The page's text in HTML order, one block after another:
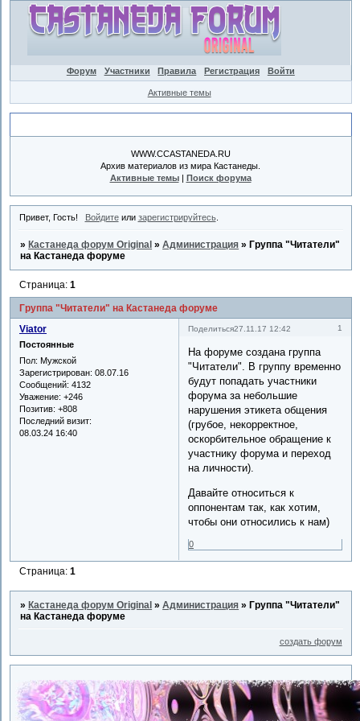
Форум Участники Правила Регистрация Войти
Активные темы
WWW.CCASTANEDA.RU
Архив материалов из мира Кастанеды.
Активные темы| Поиск форума
Привет, Гость! Войдитеили зарегистрируйтесь.
» Кастанеда форум Original »Администрация » Группа "Читатели"
на Кастанеда форуме
Группа "Читатели" на Кастанеда форуме
Страница:1
Поделиться 1
27.11.17 12:42
Viator
Постоянные
Пол: Мужской
Зарегистрирован: 08.07.16
Сообщений: 4132
Уважение: +246
Позитив: +808
Последний визит:
08.03.24 16:40
На форуме создана группа
"Читатели". В группу временно
будут попадать участники
форума за небольшие
нарушения этикета общения
(грубое, некорректное,
оскорбительное обращение к
участнику форума и переход
на личности).
Давайте относиться к
оппонентам так, как хотим,
чтобы они относились к нам)
0
Страница:1
»Кастанеда форум Original »Администрация »Группа "Читатели"
на Кастанеда форуме
создать форум